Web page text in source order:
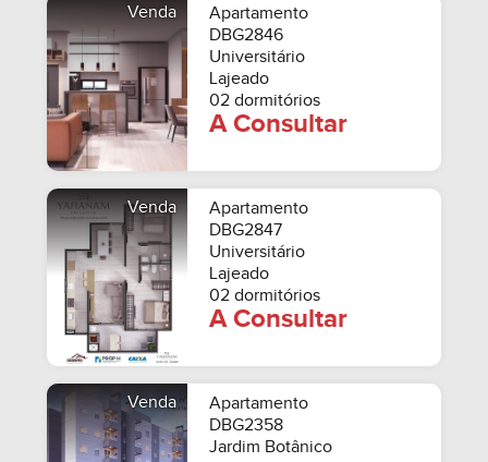
Venda
Apartamento
DBG2846
Universitário
Lajeado
02 dormitórios
A Consultar
Venda
Apartamento
DBG2847
Universitário
Lajeado
02 dormitórios
A Consultar
Venda
Apartamento
DBG2358
Jardim Botânico